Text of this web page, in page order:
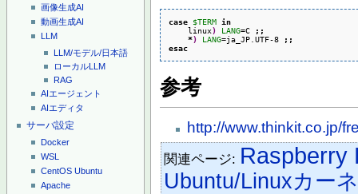
画像生成AI
動画生成AI
LLM
LLM/モデル/日本語
ローカルLLM
RAG
AIエージェント
AIエディタ
サーバ設定
Docker
WSL
CentOS Ubuntu
Apache
case $TERM in
    linux
) LANG=C
;;
*) LANG=ja_JP.UTF-8
;;
esac
参考
http://www.thinkit.co.jp/
関連ページ: Raspberry
Ubuntu/Linuxカー